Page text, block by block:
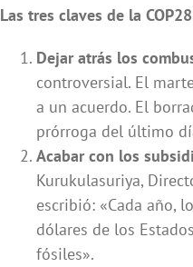
Las tres claves de la COP28
Dejar atrás los
controversial. El
a un acuerdo. El
prórroga del último
Acabar con los
Kurukulasuriya,
escribió: «Cada año,
dólares de los
fósiles».